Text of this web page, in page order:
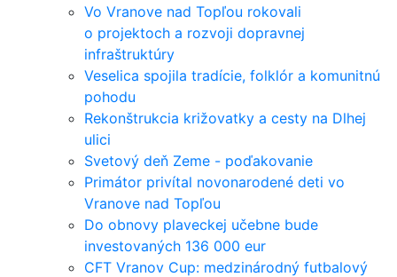
Vo Vranove nad Topľou rokovali
o projektoch a rozvoji dopravnej
infraštruktúry
Veselica spojila tradície, folklór a komunitnú
pohodu
Rekonštrukcia križovatky a cesty na Dlhej
ulici
Svetový deň Zeme - poďakovanie
Primátor privítal novonarodené deti vo
Vranove nad Topľou
Do obnovy plaveckej učebne bude
investovaných 136 000 eur
CFT Vranov Cup: medzinárodný futbalový